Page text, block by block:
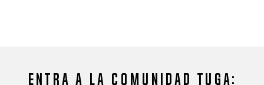
Entra a la comunidad Tuga: